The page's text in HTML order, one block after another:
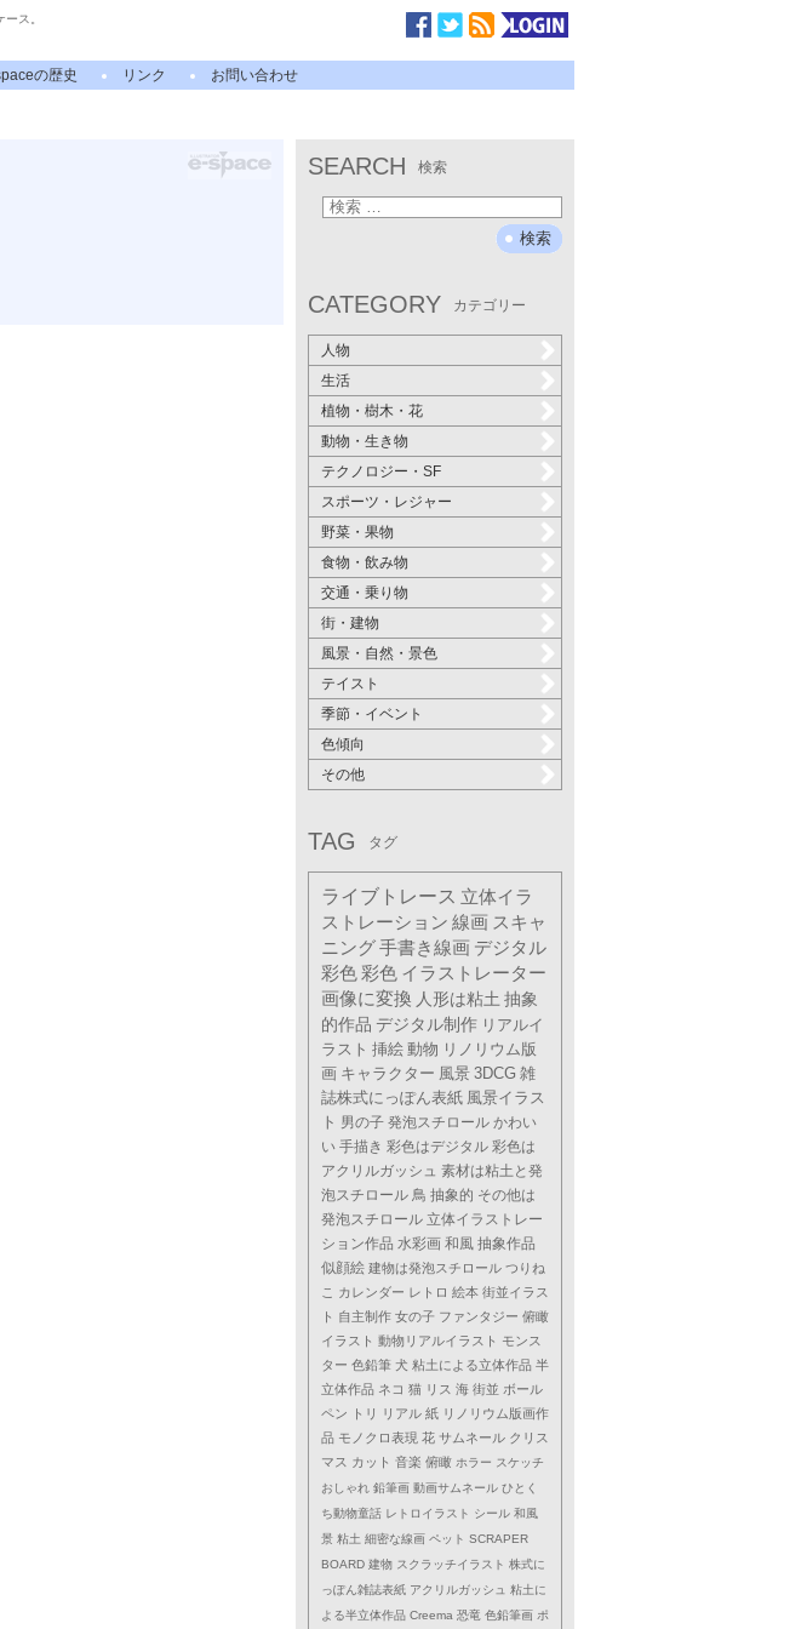
ス。
の歴史 リンク お問い合わせ
SEARCH 検索
CATEGORY カテゴリー
人物
生活
植物・樹木・花
動物・生き物
テクノロジー・SF
スポーツ・レジャー
野菜・果物
食物・飲み物
交通・乗り物
街・建物
風景・自然・景色
テイスト
季節・イベント
色傾向
その他
TAG タグ
ライブトレース 立体イラ
ストレーション 線画 スキャ
ニング手書き線画 デジタル
彩色彩色 イラストレーター
画像に変換 人形は粘土 抽象
的作品 デジタル制作 リアルイ
ラスト 挿絵 動物 リノリウム版
画 キャラクター 風景 3DCG 雑
誌株式にっぽん表紙 風景イラス
ト 男の子 発泡スチロール かわい
い 手描き 彩色はデジタル 彩色は
アクリルガッシュ 素材は粘土と発
泡スチロール 鳥 抽象的 その他は
発泡スチロール 立体イラストレー
ション作品 水彩画 和風 抽象作品
似顔絵 建物は発泡スチロール つりね
こ カレンダー レトロ 絵本 街並イラス
ト 自主制作 女の子 ファンタジー 俯瞰
イラスト 動物リアルイラスト モンス
ター 色鉛筆 犬 粘土による立体作品 半
立体作品 ネコ 猫 リス 海 街並 ボール
ペン
トリ リアル 紙 リノリウム版画作
品 モノクロ表現 花 サムネール クリス
マス カット 音楽 俯瞰 ホラー スケッチ
おしゃれ 鉛筆画 動画サムネール ひとく
ち動物童話 レトロイラスト シール 和風
景 粘土 細密な線画 ペット SCRAPER
BOARD 建物 スクラッチイラスト 株式に
っぽん雑誌表紙 アクリルガッシュ 粘土に
よる半立体作品 Creema 恐竜 色鉛筆画 ポ